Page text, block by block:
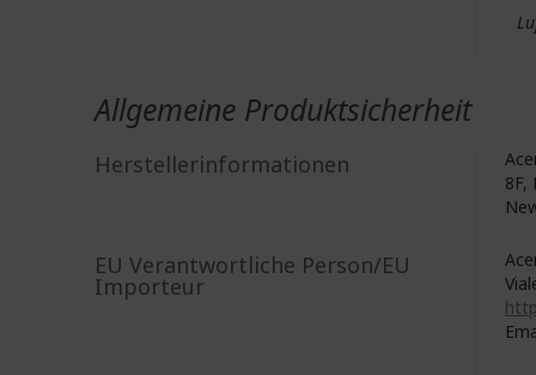
Allgemeine Produktsicherheit
Herstellerinformationen
8F,
EU Verantwortliche Person/EU
Importeur